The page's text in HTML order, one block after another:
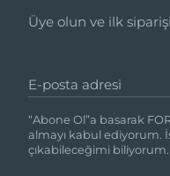
Üye olun ve ilk
E-posta adresi
“Abone Ol”a basarak
almayı kabul
çıkabileceğimi biliyorum.